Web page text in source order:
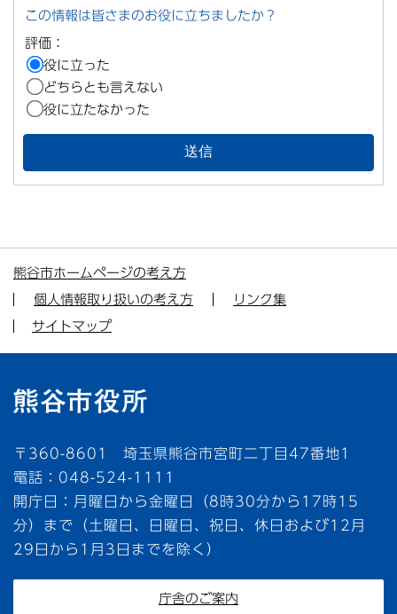
この情報は皆さまのお役に立ちましたか？
評価：
役に立った
どちらとも言えない
役に立たなかった
熊谷市ホームページの考え方
個人情報取り扱いの考え方
リンク集
サイトマップ
〒360-8601 埼玉県熊谷市宮町二丁目47番地1
電話：048-524-1111
開庁日：月曜日から金曜日（8時30分から17時15
分）まで（土曜日、日曜日、祝日、休日および12月
29日から1月3日までを除く）
庁舎のご案内